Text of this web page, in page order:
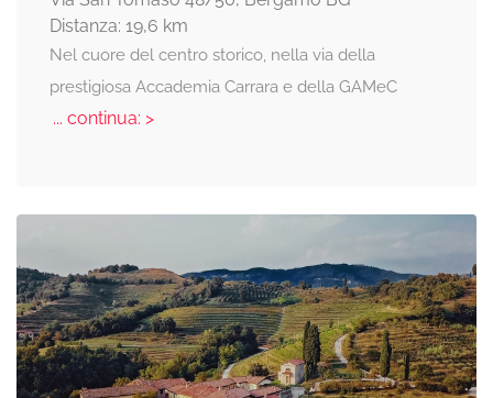
Distanza: 19,6 km
Nel cuore del centro storico, nella via della
prestigiosa Accademia Carrara e della GAMeC
... continua: >